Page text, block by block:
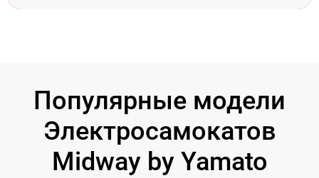
Популярные модели
Электросамокатов
Midway by Yamato